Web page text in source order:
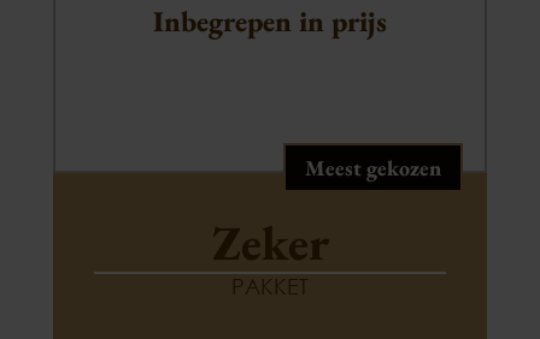
Inbegrepen in prijs
Meest gekozen
Zeker
PAKKET